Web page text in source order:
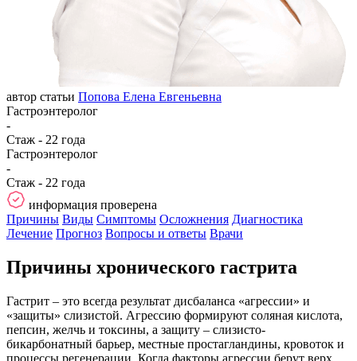
автор статьи Попова Елена Евгеньевна
Гастроэнтеролог
-
Стаж - 22 года
Гастроэнтеролог
-
Стаж - 22 года
информация проверена
Причины Виды Симптомы Осложнения Диагностика
Лечение Прогноз Вопросы и ответы Врачи
Причины хронического гастрита
Гастрит – это всегда результат дисбаланса «агрессии» и
«защиты» слизистой. Агрессию формируют соляная кислота,
пепсин, желчь и токсины, а защиту – слизисто-
бикарбонатный барьер, местные простагландины, кровоток и
процессы регенерации. Когда факторы агрессии берут верх